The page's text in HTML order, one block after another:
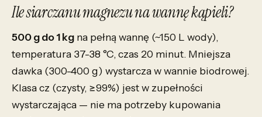
Ile siarczanu magnezu na wannę kąpieli?
500 g do 1 kg na pełną wannę (~150 L wody),
temperatura 37-38 °C, czas 20 minut. Mniejsza
dawka (300-400 g) wystarcza w wannie biodrowej.
Klasa cz (czysty, ≥99%) jest w zupełności
wystarczająca — nie ma potrzeby kupowania